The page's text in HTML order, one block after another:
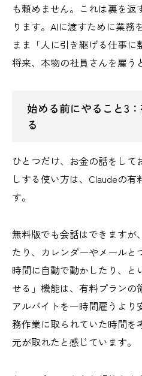
も頼めません。これは裏を返
ります。AIに渡すために業務
まま「人に引き継げる仕事に
将来、本物の社員さんを雇う
始める前にやること3
る
ひとつだけ、お金の話をし
しする使い方は、Claudeの
す。
無料版でも会話はできますが
たり、カレンダーやメールと
時間に自動で動かしたり、
せる」機能は、有料プランの
アルバイトを一時間雇うよ
務作業に取られていた時間を
元が取れたと感じています。